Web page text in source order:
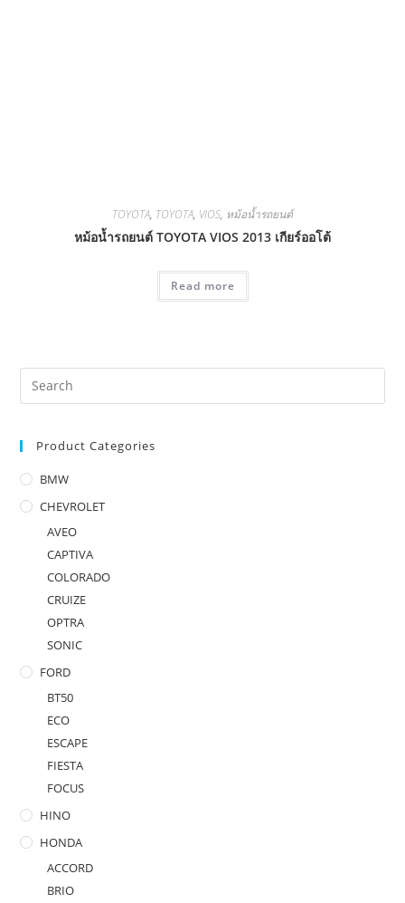
TOYOTA, TOYOTA, VIOS, หม้อน้ำรถยนต์
หม้อน้ำรถยนต์ TOYOTA VIOS 2013 เกียร์ออโต้
Read more
Product Categories
BMW
CHEVROLET
AVEO
CAPTIVA
COLORADO
CRUIZE
OPTRA
SONIC
FORD
BT50
ECO
ESCAPE
FIESTA
FOCUS
HINO
HONDA
ACCORD
BRIO